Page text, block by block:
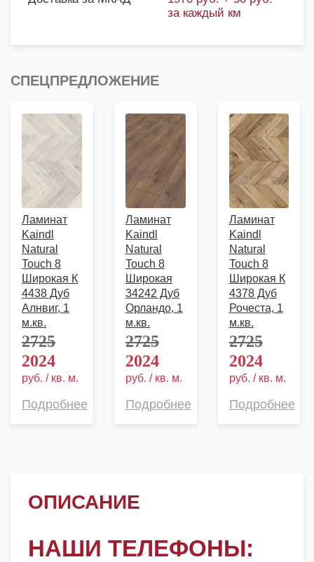
за каждый км
СПЕЦПРЕДЛОЖЕНИЕ
Ламинат
Kaindl
Natural
Touch 8
Широкая К
4438 Дуб
Алнвиг, 1
м.кв.
2725
2024
руб. / кв. м.
Подробнее
Ламинат
Kaindl
Natural
Touch 8
Широкая
34242 Дуб
Орландо, 1
м.кв.
2725
2024
руб. / кв. м.
Подробнее
Ламинат
Kaindl
Natural
Touch 8
Широкая К
4378 Дуб
Рочеста, 1
м.кв.
2725
2024
руб. / кв. м.
Подробнее
ОПИСАНИЕ
НАШИ ТЕЛЕФОНЫ: